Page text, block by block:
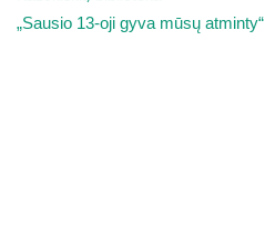
„Sausio 13-oji gyva mūsų atminty“